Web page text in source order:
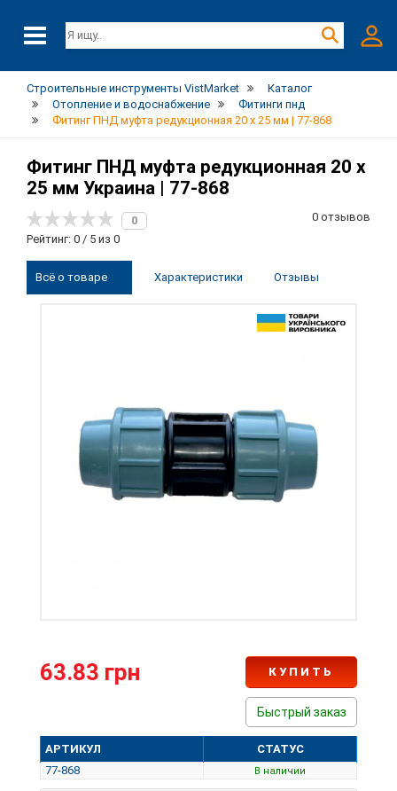
Строительные инструменты VistMarket
Каталог
Отопление и водоснабжение
Фитинги пнд
Фитинг ПНД муфта редукционная 20 х 25 мм | 77-868
Фитинг ПНД муфта редукционная 20 х
25 мм Украина | 77-868
0
Рейтинг: 0 / 5 из 0
0 отзывов
Всё о товаре Характеристики Отзывы
63.83 грн
Быстрый заказ
КУПИТЬ
АРТИКУЛ
СТАТУС
77-868
В наличии